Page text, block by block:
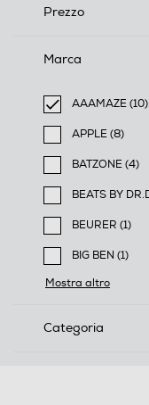
Prezzo
Marca
AAAMAZE (10)
selected Filtro
APPLE (8)
Filtra per Marca:
BATZONE (4)
Filtra per Marca:
BEATS BY
Filtra per Marca:
BEURER (1)
Filtra per Marca:
BIG BEN (1)
Filtra per Marca:
Mostra altro
Categoria